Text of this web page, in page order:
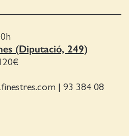
h
(Diputació, 249)
93 384 08